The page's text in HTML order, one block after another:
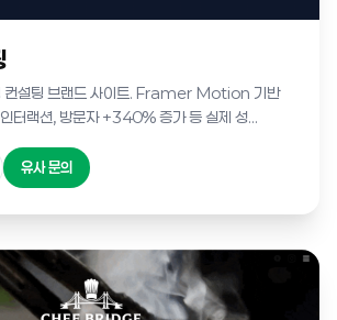
컨설팅 브랜드 사이트. Framer Motion 기반
터랙션, 방문자 +340% 증가 등 실제 성...
유사 문의